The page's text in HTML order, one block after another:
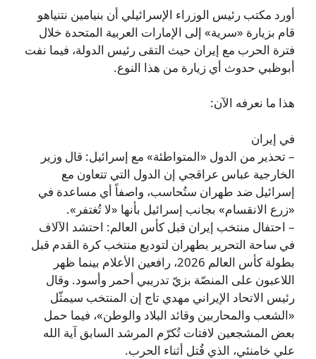
أورد مكتب رئيس الوزراء الإسرائيلي أن بنيامين نتنياهو
قام بزيارة «سرية» إلى الإمارات العربية المتحدة خلال
فترة الحرب مع إيران حيث التقى رئيس الدولة، فيما نفت
أبوظبي حدوث أي زيارة من هذا النوع.
هذا ما نعرفه الآن:
في إيران
– تحذير من الدول «المتواطئة» مع إسرائيل: قال وزير
الخارجية عباس عراقجي إن الدول التي تتعاون مع
إسرائيل ضد طهران ستُحاسب، واصفاً أي مساعدة في
«زرع الانقسام» بجانب إسرائيل بأنها «لا تُغتفر».
– احتفال منتخب إيران قبل كأس العالم: احتشد الآلاف
في ساحة التحرير بطهران لتوديع منتخب كرة القدم قبل
بطولة كأس العالم 2026، رافعين الأعلام بينما ظهر
اللاعبون على المنصّة بزيّ تدريبي أحمر وأسود. وقال
رئيس الاتحاد الإيراني مهدي تاج إن المنتخب سيمثّل
«الشعب والمحاربين وقائد البلاد والوطن»، فيما حمل
بعض المشجعين لافتات تُكرّم المرشد السابق آية الله
علي خامنئي، الذي قُتل أثناء الحرب.